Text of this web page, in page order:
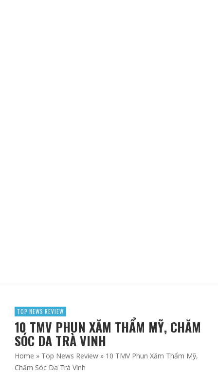
TOP NEWS REVIEW
10 TMV PHUN XĂM THẨM MỸ, CHĂM
SÓC DA TRÀ VINH
Home » Top News Review » 10 TMV Phun Xăm Thẩm Mỹ,
Chăm Sóc Da Trà Vinh